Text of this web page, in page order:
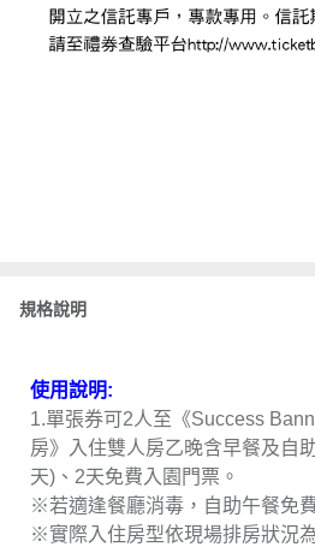
規格說明
使用說明:
1.單張券可2人至《Success
房》入住雙人房乙晚含早餐及自
天)、2天免費入園門票。
※若適逢餐廳消毒，自助午餐免
※實際入住房型依現場排房狀況